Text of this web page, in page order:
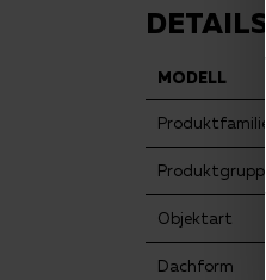
DETAILS
MODELL
Produktfamilie
Produktgruppe
Objektart
Dachform